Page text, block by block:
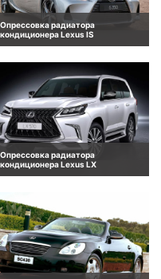
Опрессовка радиатора
кондиционера Lexus IS
Опрессовка радиатора
кондиционера Lexus LX